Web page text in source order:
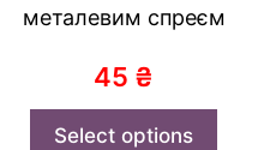
металевим спреєм
45 ₴
Select options